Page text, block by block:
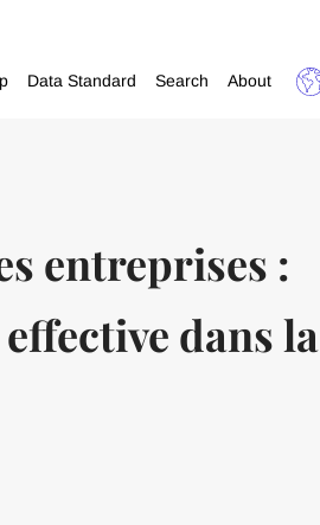
Data Standard Search About
entreprises :
dans la